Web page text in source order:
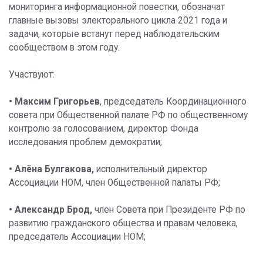
мониторинга информационной повестки, обозначат
главные вызовы электорального цикла 2021 года и
задачи, которые встанут перед наблюдательским
сообществом в этом году.
Участвуют:
• Максим Григорьев, председатель Координационного
совета при Общественной палате РФ по общественному
контролю за голосованием, директор Фонда
исследования проблем демократии;
• Алёна Булгакова, исполнительный директор
Ассоциации НОМ, член Общественной палаты РФ;
• Александр Брод, член Совета при Президенте РФ по
развитию гражданского общества и правам человека,
председатель Ассоциации НОМ;